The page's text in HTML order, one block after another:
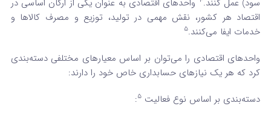
سود) عمل کنند.
واحدهای اقتصادی به عنوان یکی از ارکان اساسی در
اقتصاد هر کشور، نقش مهمی در تولید، توزیع و مصرف کالاها و
خدمات ایفا می‌کنند.5
واحدهای اقتصادی را می‌توان بر اساس معیارهای مختلفی دسته‌بندی
کرد که هر یک نیازهای حسابداری خاص خود را دارند:
دسته‌بندی بر اساس نوع فعالیت 5
: